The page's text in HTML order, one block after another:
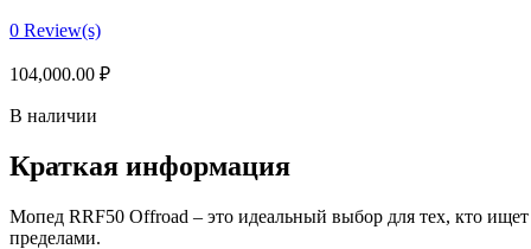
0 Review(s)
104,000.00 ₽
В наличии
Краткая информация
Мопед RRF50 Offroad – это идеальный выбор для тех, кто ищет
пределами.